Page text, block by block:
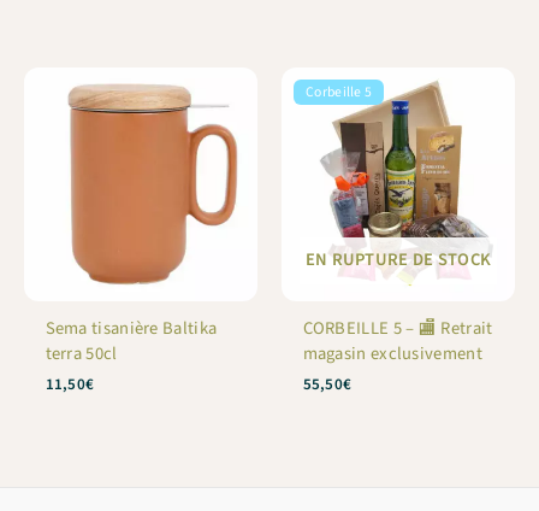
Sema tisanière Baltika
terra 50cl
11,50€
EN RUPTURE DE STOCK
Corbeille 5
CORBEILLE 5 – 🏬 Retrait
magasin exclusivement
55,50€